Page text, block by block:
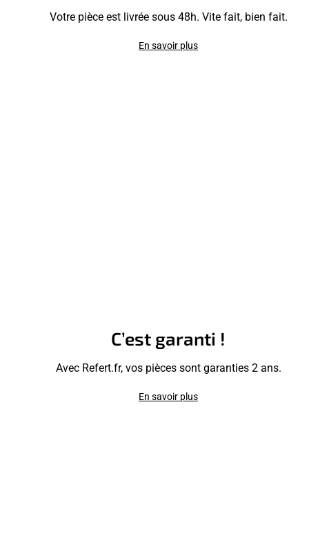
Votre pièce est livrée sous 48h. Vite fait, bien fait.
En savoir plus
C’est garanti !
Avec Refert.fr, vos pièces sont garanties 2 ans.
En savoir plus